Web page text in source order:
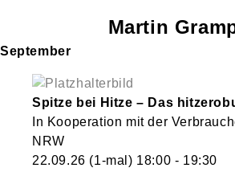
Martin
September
Spitze bei Hitze – Das
In Kooperation mit der
NRW
22.09.26 (1-mal) 18:00 - 19:30